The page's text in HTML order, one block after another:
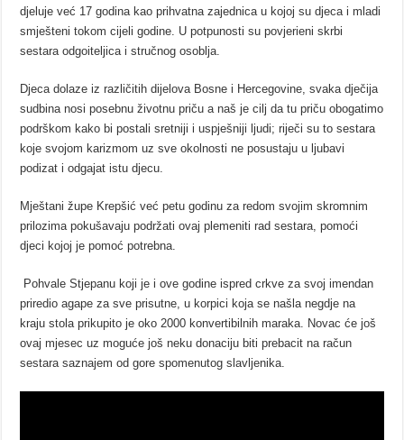
djeluje već 17 godina kao prihvatna zajednica u kojoj su djeca i mladi
smješteni tokom cijeli godine. U potpunosti su povjerieni skrbi
sestara odgoiteljica i stručnog osoblja.
Djeca dolaze iz različitih dijelova Bosne i Hercegovine, svaka dječija
sudbina nosi posebnu životnu priču a naš je cilj da tu priču obogatimo
podrškom kako bi postali sretniji i uspješniji ljudi; riječi su to sestara
koje svojom karizmom uz sve okolnosti ne posustaju u ljubavi
podizat i odgajat istu djecu.
Mještani župe Krepšić već petu godinu za redom svojim skromnim
prilozima pokušavaju podržati ovaj plemeniti rad sestara, pomoći
djeci kojoj je pomoć potrebna.
Pohvale Stjepanu koji je i ove godine ispred crkve za svoj imendan
priredio agape za sve prisutne, u korpici koja se našla negdje na
kraju stola prikupito je oko 2000 konvertibilnih maraka. Novac će još
ovaj mjesec uz moguće još neku donaciju biti prebacit na račun
sestara saznajem od gore spomenutog slavljenika.